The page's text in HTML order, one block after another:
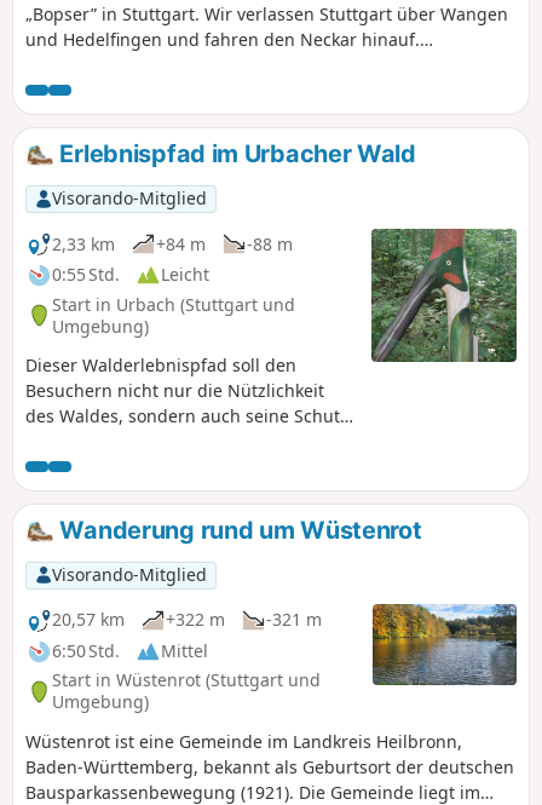
„Bopser” in Stuttgart. Wir verlassen Stuttgart über Wangen
und Hedelfingen und fahren den Neckar hinauf.
Altbach, Plochingen und Wernau. Danach verlassen Sie das
Neckartal und gelangen über Ötlingen, Kirchheim/Teck und
Jesingen ins Lauter-Tal. Danach entfernen wir uns von der
Lauter/Lindach und passieren Aichelberg am Fuße des
gleichnamigen Berges sowie den Ferienort „Bad Boll”.
Schließlich erreichen wir über Eschenbach und Schlat in
Süßen das Tal der Fils, das wir bis zum Bahnhof Kuchen
hinauffahren.
Erlebnispfad im Urbacher Wald
Visorando-Mitglied
2,33 km
+84 m
-88 m
0:55 Std.
Leicht
Start in Urbach (Stuttgart und
Umgebung)
Dieser Walderlebnispfad soll den
Besuchern nicht nur die Nützlichkeit
des Waldes, sondern auch seine Schutz-
Sehen, hören, schmecken und berühren
sind notwendig, um die natürliche
Vielfalt kennenzulernen. Nicht weniger
als 10 schön in den Wald eingebettete
Mitmachstationen und eine vielfältige
Tierwelt lassen diese Wanderung mit
Sicherheit zu einer unvergesslichen
Erfahrung für Kinder und Erwachsene
werden.
Wanderung rund um Wüstenrot
Visorando-Mitglied
20,57 km
+322 m
-321 m
6:50 Std.
Mittel
Start in Wüstenrot (Stuttgart und
Umgebung)
Wüstenrot ist eine Gemeinde im Landkreis Heilbronn,
Baden-Württemberg, bekannt als Geburtsort der deutschen
Bausparkassenbewegung (1921). Die Gemeinde liegt im